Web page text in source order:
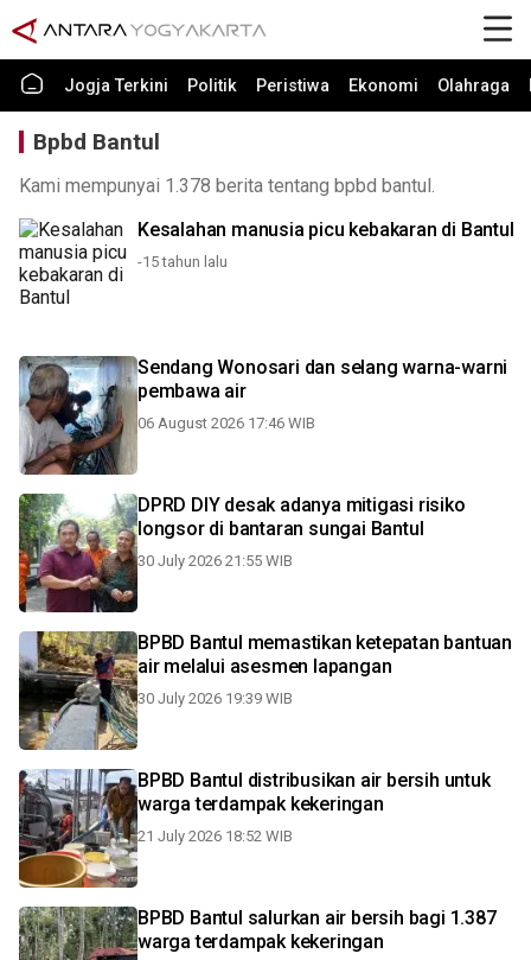
Jogja Terkini Politik Peristiwa Ekonomi Olahraga
Bpbd Bantul
Kami mempunyai 1.378 berita tentang bpbd bantul.
Kesalahan manusia picu kebakaran di Bantul
-15 tahun lalu
Sendang Wonosari dan selang warna-warni
pembawa air
06 August 2026 17:46 WIB
DPRD DIY desak adanya mitigasi risiko
longsor di bantaran sungai Bantul
30 July 2026 21:55 WIB
BPBD Bantul memastikan ketepatan bantuan
air melalui asesmen lapangan
30 July 2026 19:39 WIB
BPBD Bantul distribusikan air bersih untuk
warga terdampak kekeringan
21 July 2026 18:52 WIB
BPBD Bantul salurkan air bersih bagi 1.387
warga terdampak kekeringan